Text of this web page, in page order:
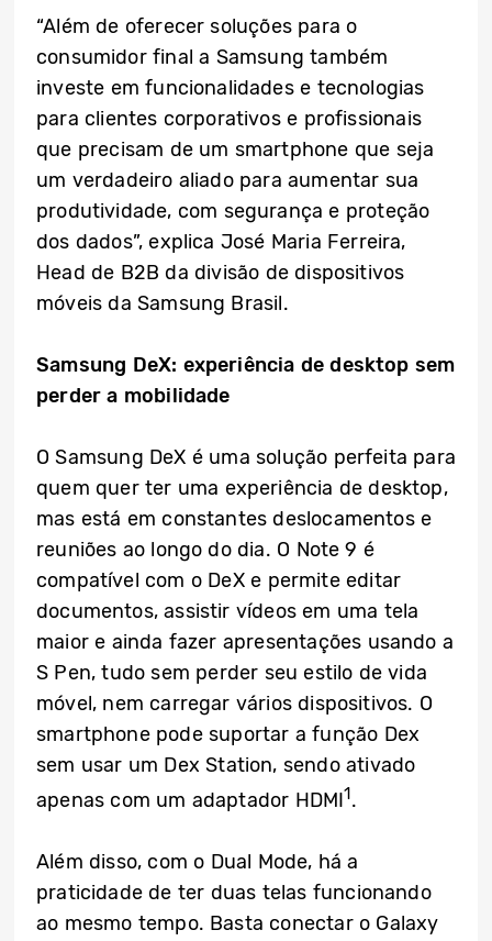
“Além de oferecer soluções para o
consumidor final a Samsung também
investe em funcionalidades e tecnologias
para clientes corporativos e profissionais
que precisam de um smartphone que seja
um verdadeiro aliado para aumentar sua
produtividade, com segurança e proteção
dos dados”, explica José Maria Ferreira,
Head de B2B da divisão de dispositivos
móveis da Samsung Brasil.
Samsung DeX: experiência de desktop sem
perder a mobilidade
O Samsung DeX é uma solução perfeita para
quem quer ter uma experiência de desktop,
mas está em constantes deslocamentos e
reuniões ao longo do dia. O Note 9 é
compatível com o DeX e permite editar
documentos, assistir vídeos em uma tela
maior e ainda fazer apresentações usando a
S Pen, tudo sem perder seu estilo de vida
móvel, nem carregar vários dispositivos. O
smartphone pode suportar a função Dex
sem usar um Dex Station, sendo ativado
apenas com um adaptador HDMI1 .
Além disso, com o Dual Mode, há a
praticidade de ter duas telas funcionando
ao mesmo tempo. Basta conectar o Galaxy